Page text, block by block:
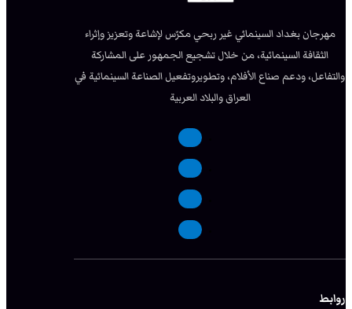
مهرجان بغداد السينمائي غير ربحي مكرّس لإشاعة وتعزيز وإثراء
الثقافة السينمائية، من خلال تشجيع الجمهور على المشاركة
والتفاعل، ودعم صناع الأفلام، وتطويروتفعيل الصناعة السينمائية في
العراق والبلاد العربية
روابط